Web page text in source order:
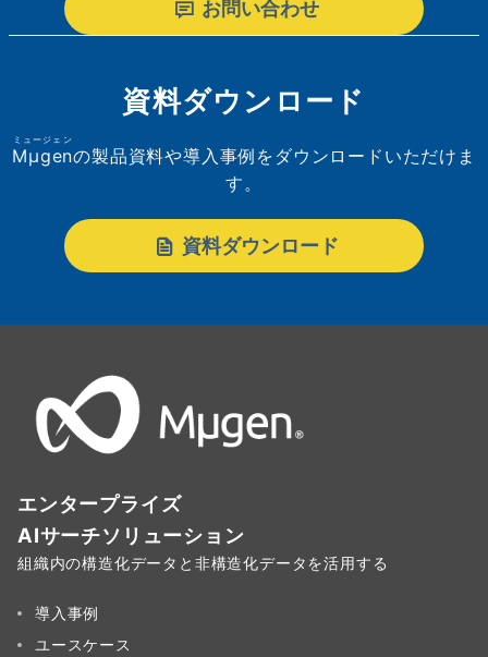
お問い合わせ
資料ダウンロード
Mµgen
ミュージェン
の製品資料や導入事例をダウンロードいただけま
す。
資料ダウンロード
エンタープライズ
AIサーチソリューション
組織内の構造化データと非構造化データを活用する
導入事例
ユースケース